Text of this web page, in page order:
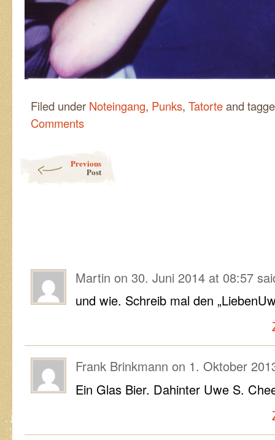
Filed under Noteingang, Punks, Tatorteand
Comments
Previous
Post
Martin on 30. Juni 2014 at 08:57
und wie. Schreib mal den
Frank Brinkmann on 1. Oktober
Ein Glas Bier. Dahinter Uwe S.